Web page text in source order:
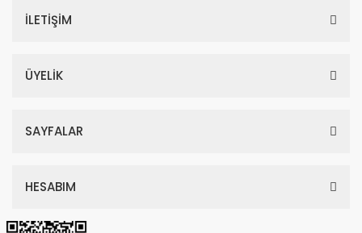
İLETİŞİM
ÜYELİK
SAYFALAR
HESABIM